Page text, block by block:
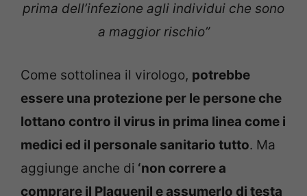
prima dell’infezione agli individui che sono
a maggior rischio”
Come sottolinea il virologo, potrebbe
essere una protezione per le persone che
lottano contro il virus in prima linea come i
medici ed il personale sanitario tutto. Ma
aggiunge anche di ‘non correre a
comprare il Plaquenil e assumerlo di testa